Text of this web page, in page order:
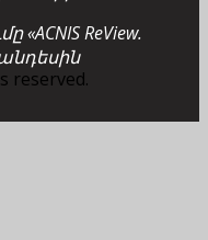
ReView.
reserved.